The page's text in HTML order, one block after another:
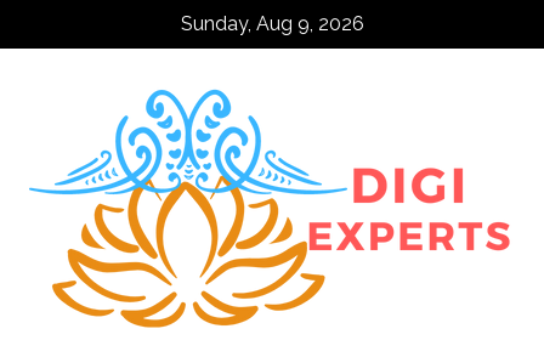
Sunday, Aug 9, 2026